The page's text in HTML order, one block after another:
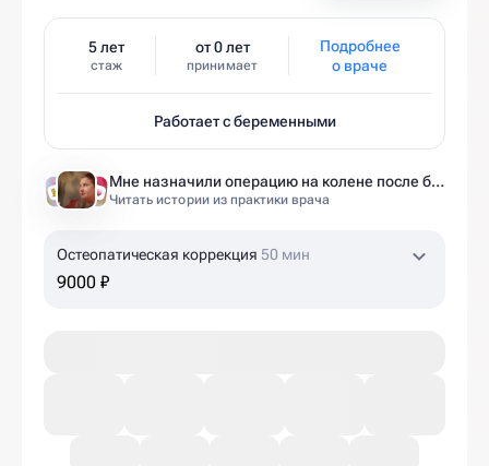
5 лет
стаж
от 0 лет
принимает
Подробнее
о враче
Работает с беременными
Мне назначили операцию на колене после беременности. Оказалось — это было ошибкой
Читать истории из практики врача
Остеопатическая коррекция 50 мин
9000 ₽